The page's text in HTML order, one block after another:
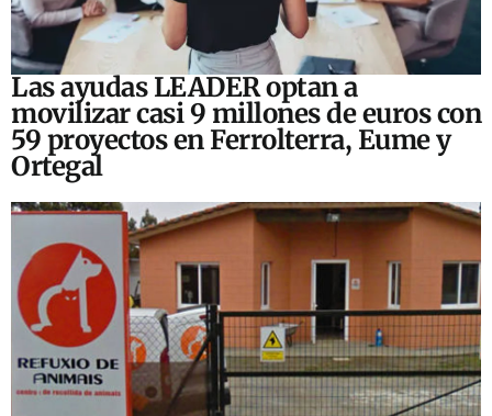
Las ayudas LEADER optan a
movilizar casi 9 millones de euros con
59 proyectos en Ferrolterra, Eume y
Ortegal